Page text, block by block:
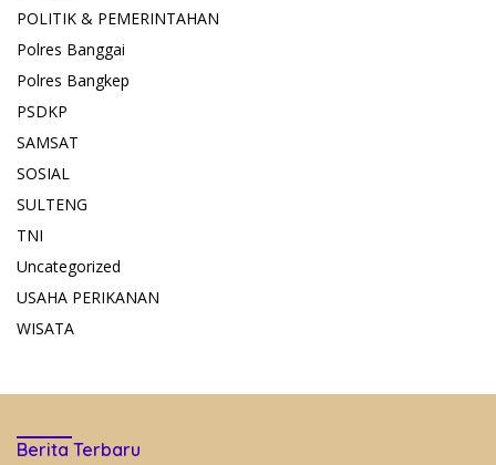
POLITIK & PEMERINTAHAN
Polres Banggai
Polres Bangkep
PSDKP
SAMSAT
SOSIAL
SULTENG
TNI
Uncategorized
USAHA PERIKANAN
WISATA
Berita Terbaru